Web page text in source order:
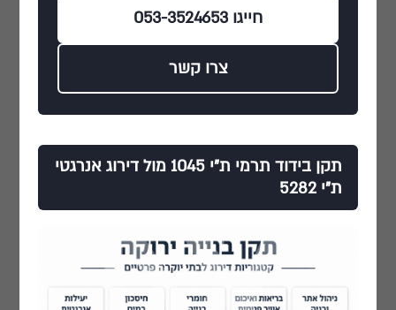
חייגו 053-3524653
צרו קשר
תקן בידוד תרמי ת"י 1045 מול דירוג אנרגטי
ת"י 5282